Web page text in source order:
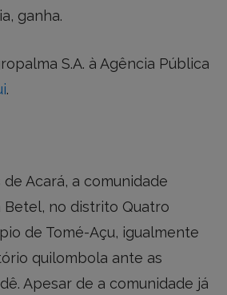
ganha.
S.A. à Agência Pública
.
Acará, a comunidade
Betel, no distrito Quatro
de Tomé-Açu, igualmente
quilombola ante as
Apesar de a comunidade já